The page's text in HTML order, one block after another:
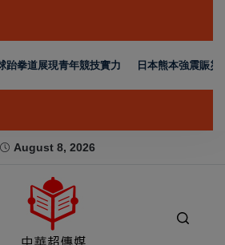
展現青年競技實力 日本熊本強震賑災再獲
August 8, 2026